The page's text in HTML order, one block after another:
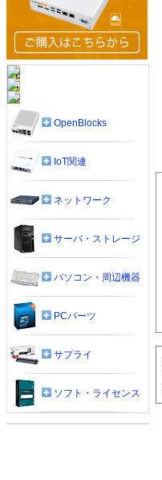
OpenBlocks
IoT関連
ネットワーク
サーバ・ストレージ
パソコン・周辺機器
PCパーツ
サプライ
ソフト・ライセンス